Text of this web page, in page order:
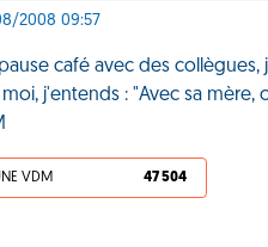
2008 09:57
café avec des
j'entends : "Avec sa
VDM 47 504